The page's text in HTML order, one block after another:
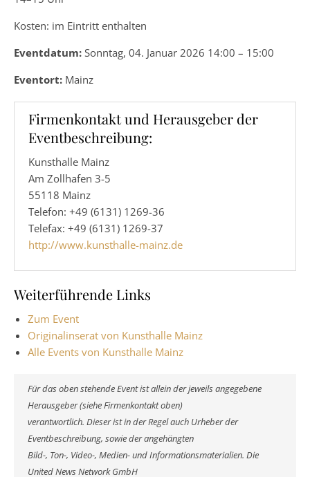
Kosten: im Eintritt enthalten
Eventdatum: Sonntag, 04. Januar 2026 14:00 – 15:00
Eventort: Mainz
Firmenkontakt und Herausgeber der
Eventbeschreibung:
Kunsthalle Mainz
Am Zollhafen 3-5
55118 Mainz
Telefon: +49 (6131) 1269-36
Telefax: +49 (6131) 1269-37
http://www.kunsthalle-mainz.de
Weiterführende Links
Zum Event
Originalinserat von Kunsthalle Mainz
Alle Events von Kunsthalle Mainz
Für das oben stehende Event ist allein der jeweils angegebene
Herausgeber (siehe Firmenkontakt oben)
verantwortlich. Dieser ist in der Regel auch Urheber der
Eventbeschreibung, sowie der angehängten
Bild-, Ton-, Video-, Medien- und Informationsmaterialien. Die
United News Network GmbH